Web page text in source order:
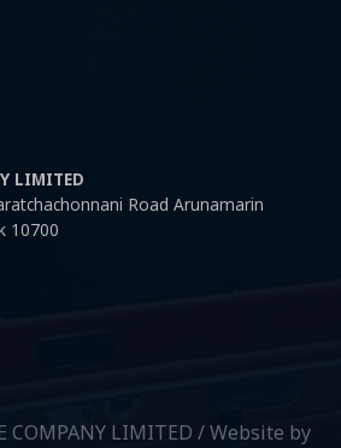
LIMITED
Road Arunamarin
10700
COMPANY LIMITED /Website by